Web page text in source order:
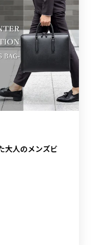
大人のメンズビ